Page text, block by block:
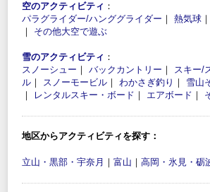
空のアクティビティ ：
パラグライダー/ハンググライダー ｜ 熱気球 ｜
｜ その他大空で遊ぶ
雪のアクティビティ ：
スノーシュー ｜ バックカントリー ｜ スキー/
ル ｜ スノーモービル ｜ わかさぎ釣り ｜ 雪山
｜
レンタルスキー・ボード ｜ エアボード ｜
地区からアクティビティを探す：
立山・黒部・宇奈月 ｜ 富山 ｜ 高岡・氷見・砺